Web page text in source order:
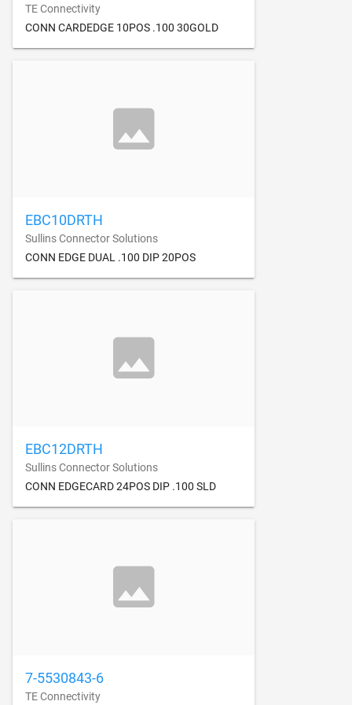
TE Connectivity
CONN CARDEDGE 10POS .100 30GOLD
EBC10DRTH
Sullins Connector Solutions
CONN EDGE DUAL .100 DIP 20POS
EBC12DRTH
Sullins Connector Solutions
CONN EDGECARD 24POS DIP .100 SLD
7-5530843-6
TE Connectivity